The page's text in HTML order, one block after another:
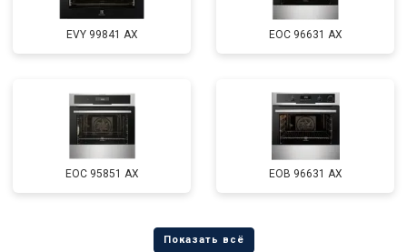
EVY 99841 AX EOC 96631 AX
EOC 95851 AX EOB 96631 AX